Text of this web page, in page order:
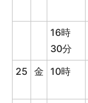
16時
30分
25 金 10時